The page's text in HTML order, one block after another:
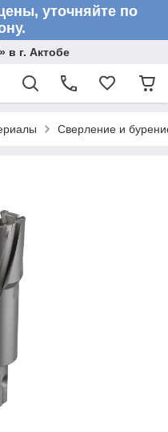
уточняйте по
в г. Актобе
Сверление и